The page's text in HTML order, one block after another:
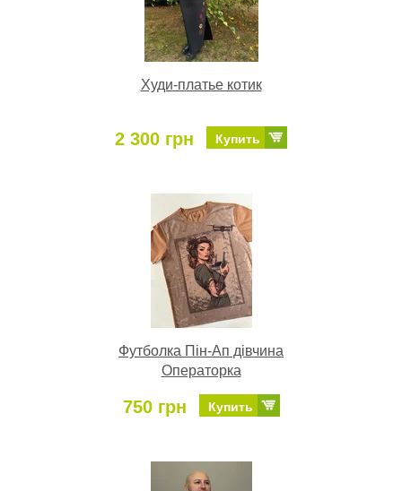
Худи-платье котик
2 300 грн Купить
Футболка Пін-Ап дівчина
Операторка
750 грн Купить